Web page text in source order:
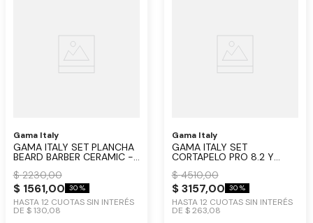
Gama Italy
GAMA ITALY SET PLANCHA
BEARD BARBER CERAMIC -
STYLE USB
$ 2230,00
$ 1561,00 30 %
HASTA12 CUOTAS SIN INTERÉS
DE $ 130,08
Gama Italy
GAMA ITALY SET
CORTAPELO PRO 8.2 Y
$ 4510,00
$ 3157,00 30 %
HASTA12 CUOTAS SIN INTERÉS
DE $ 263,08